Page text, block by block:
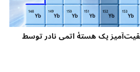
یک هستهٔ اتمی نادر توسط